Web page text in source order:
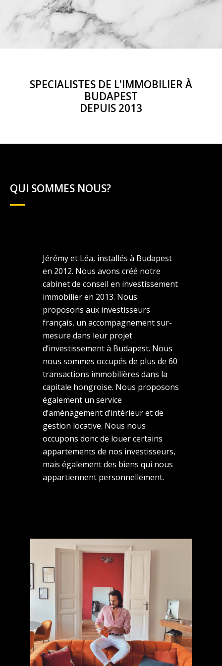
SPECIALISTES DE L'IMMOBILIER À
BUDAPEST
DEPUIS 2013
QUI SOMMES NOUS?
Jérémy et Léa, installés à Budapest
en 2012. Nous avons créé notre
cabinet de conseil en investissement
immobilier en 2013. Nous
proposons aux investisseurs
français, un accompagnement sur-
mesure dans leur projet
d’investissement à Budapest. Nous
nous sommes occupés de plus de 60
transactions immobilières dans la
capitale hongroise. Nous proposons
également un service
d’aménagement d’intérieur et de
gestion locative. Nous nous
occupons donc de louer certains
appartements de nos investisseurs,
mais également des biens qui nous
appartiennent personnellement.